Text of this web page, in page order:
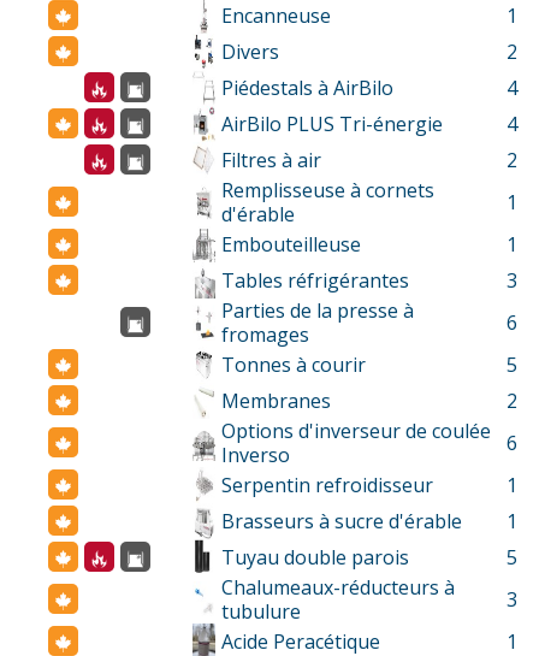
Encanneuse
1
Divers
2
Piédestals à AirBilo
4
AirBilo PLUS Tri-énergie
4
Filtres à air
2
Remplisseuse à cornets
d'érable
1
Embouteilleuse
1
Tables réfrigérantes
3
Parties de la presse à
fromages
6
Tonnes à courir
5
Membranes
2
Options d'inverseur de coulée
Inverso
6
Serpentin refroidisseur
1
Brasseurs à sucre d'érable
1
Tuyau double parois
5
Chalumeaux-réducteurs à
tubulure
3
Acide Peracétique
1